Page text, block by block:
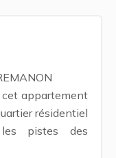
cet appartement
résidentiel
pistes des